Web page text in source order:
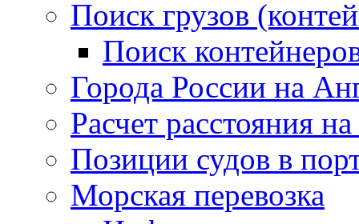
Поиск грузов
Поиск
Города России на
Расчет расстояния на
Позиции судов в
Морская перевозка